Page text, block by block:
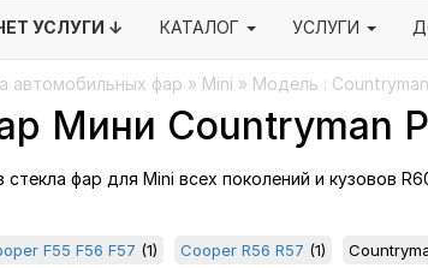
автомобильных фар » Mini » Модель :
Мини Countryman
стекла фар для Mini всех поколений и кузовов
F55 F56 F57 (1) Cooper R56 R57 (1)
УСЛУГИ ↓ КАТАЛОГ УСЛУГИ